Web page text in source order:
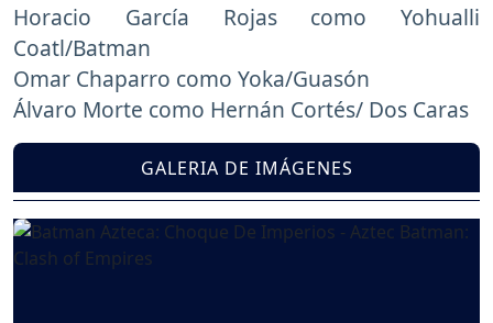
Horacio García Rojas como Yohualli
Coatl/Batman
Omar Chaparro como Yoka/Guasón
Álvaro Morte como Hernán Cortés/ Dos Caras
GALERIA DE IMÁGENES